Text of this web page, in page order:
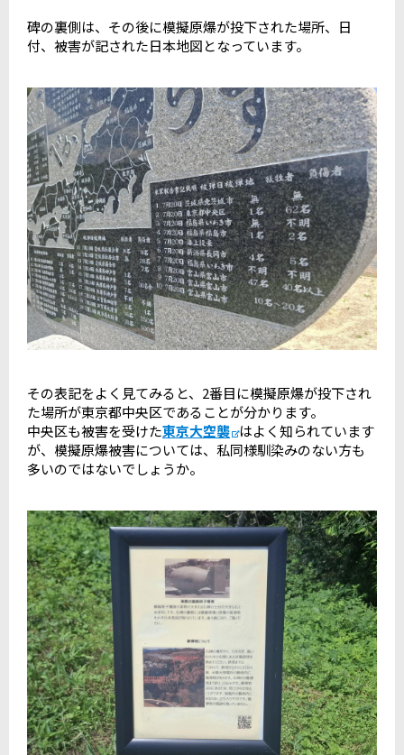
碑の裏側は、その後に模擬原爆が投下された場所、日
付、被害が記された日本地図となっています。
その表記をよく見てみると、2番目に模擬原爆が投下され
た場所が東京都中央区であることが分かります。
中央区も被害を受けた東京大空襲 はよく知られています
が、模擬原爆被害については、私同様馴染みのない方も
多いのではないでしょうか。